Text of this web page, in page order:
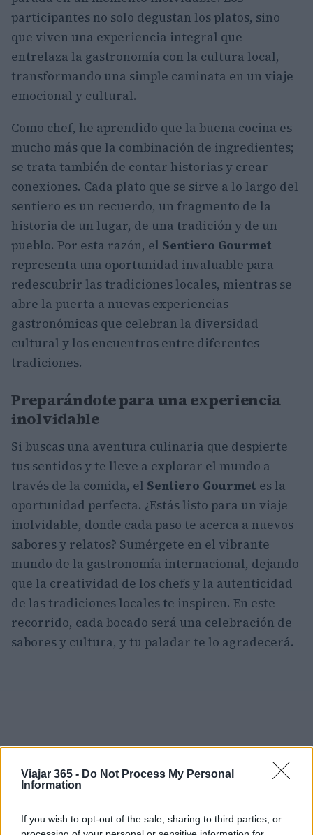
Viajar 365 - Do Not Process My Personal
Information
If you wish to opt-out of the sale, sharing to third parties, or
participantes no solo degustan los platos, sino
que viven una experiencia integral que
entrelaza la gastronomía con la cultura local,
transformando una simple caminata en un viaje
emocional y cultural.
Como chef, he aprendido que la buena cocina es
mucho más que la combinación de ingredientes;
se trata también de contar historias y crear
conexiones. Cada plato que se sirve a lo largo del
sentiero es un recuerdo, un fragmento de la
historia de un lugar, de una tradición y de un
pueblo. Por esta razón, el Sentiero Gourmet
representa una oportunidad invaluable para
redescubrir las tradiciones locales, mientras se
abre la puerta a nuevas experiencias
gastronómicas que celebran la diversidad
cultural y los encuentros entre diferentes
tradiciones.
Preparándote para una experiencia
inolvidable
Si buscas una aventura culinaria que despierte
tus sentidos y te lleve a explorar el mundo a
través de la comida, el Sentiero Gourmet es la
oportunidad perfecta. ¿Estás listo para un viaje
inolvidable, donde cada paso te acerca a nuevos
sabores y relatos? Sumérgete en el vibrante
mundo de la gastronomía internacional, dejando
que la creatividad de los chefs y la autenticidad
de las tradiciones locales te inspiren. En este
recorrido, cada bocado será una celebración de
sabores y cultura, y tu paladar te lo agradecerá.